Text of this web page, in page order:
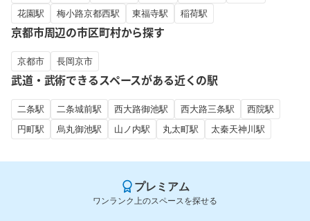
花園駅
梅小路京都西駅 東福寺駅 稲荷駅
京都市周辺の市区町村から探す
京都市 長岡京市
武道・武術できるスペースがある近くの駅
二条駅 二条城前駅 西大路御池駅 西大路三条駅
西院駅
円町駅
烏丸御池駅 山ノ内駅 丸太町駅 太秦天神川駅
プレミアム
ワンランク上のスペースを探せる